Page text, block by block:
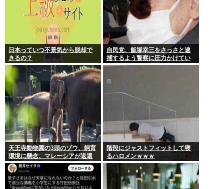
日本っていつ不景気から脱却で
きるの？
自民党、飯塚幸三をさっさと逮
捕するよう警察に圧力かけてい
たwww
天王寺動物園の3頭のゾウ、飼育
環境に懸念、マレーシアが返還
要求署名17万人。酷すぎる日本
の動物園
階段にジャストフィットして寝
るハロメンｗｗｗ